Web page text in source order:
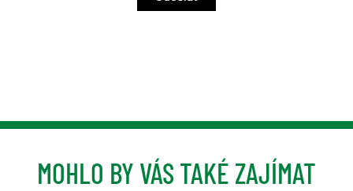
MOHLO BY VÁS TAKÉ ZAJÍMAT